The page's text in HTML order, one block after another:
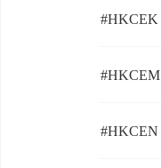
#HKCEK
#HKCEM
#HKCEN